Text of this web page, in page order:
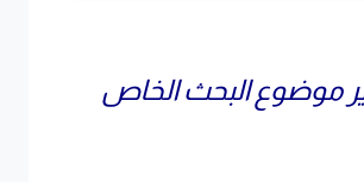
موضوع البحث الخاص